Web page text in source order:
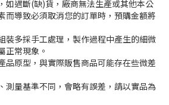
如遇斷(缺)貨，廠商無法生產或其他本公
而導致必須取消您的訂單時，預購金額將
裝多採手工處理，製作過程中產生的細微
正常現象。
品原型，與實際販售商品可能存在些微差
測量基準不同，會略有誤差，請以實品為